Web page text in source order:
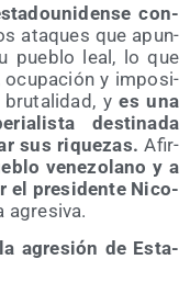
con­
ata­ques que apun­
pue­blo leal, lo que
ocu­pa­ción y impo­si­
bru­ta­li­dad, yes una
des­ti­na­da
sus rique­zas. Afir­
vene­zo­lano y a
el pre­si­den­te Nico­
agresiva.
agre­sión de Esta­